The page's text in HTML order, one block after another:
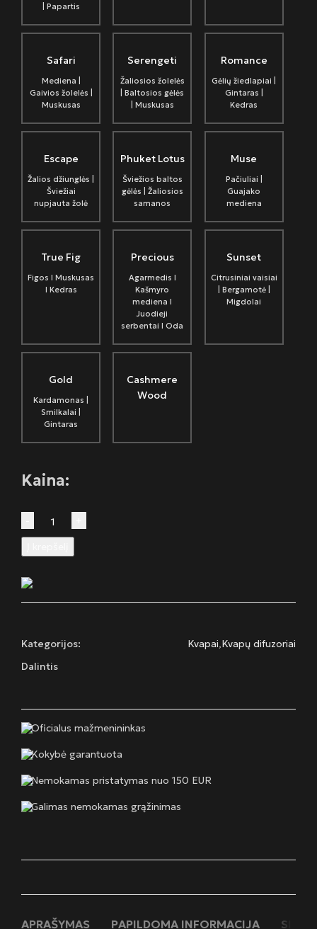
| Papartis
Safari
Mediena |
Gaivios žolelės |
Muskusas
Serengeti
Žaliosios žolelės
| Baltosios gėlės
| Muskusas
Romance
Gėlių žiedlapiai |
Gintaras |
Kedras
Escape
Žalios džiunglės |
Šviežiai
nupjauta žolė
Phuket Lotus
Šviežios baltos
gėlės | Žaliosios
samanos
Muse
Pačiuliai |
Guajako
mediena
True Fig
Figos I Muskusas
I Kedras
Precious
Agarmedis I
Kašmyro
mediena I
Juodieji
serbentai I Oda
Sunset
Citrusiniai vaisiai
| Bergamotė |
Migdolai
Gold
Kardamonas |
Smilkalai |
Gintaras
Cashmere
Wood
Kaina:
kiekis:
Nature
Brown
Diffuser
Kategorijos: Kvapai,Kvapų difuzoriai
Dalintis
Oficialus mažmenininkas
Kokybė garantuota
Nemokamas pristatymas nuo 150 EUR
Galimas nemokamas grąžinimas
APRAŠYMAS PAPILDOMA INFORMACIJA